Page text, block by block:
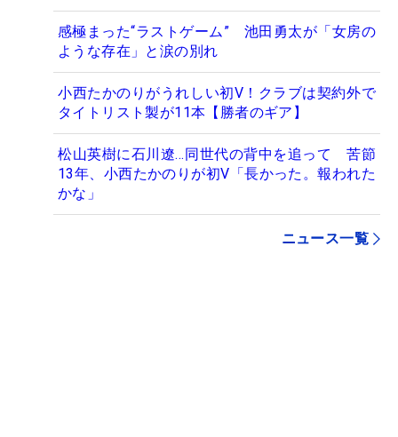
感極まった“ラストゲーム” 池田勇太が「女房の
ような存在」と涙の別れ
小西たかのりがうれしい初V！クラブは契約外で
タイトリスト製が11本【勝者のギア】
松山英樹に石川遼…同世代の背中を追って 苦節
13年、小西たかのりが初V「長かった。報われた
かな」
ニュース一覧